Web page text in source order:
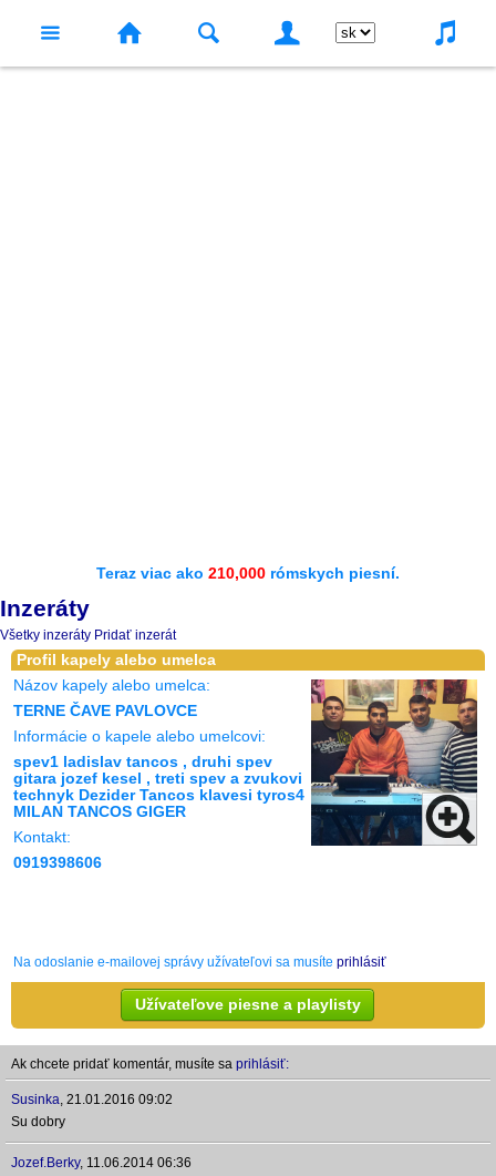
Teraz viac ako 210,000 rómskych piesní.
Inzeráty
Všetky inzeráty Pridať inzerát
Profil kapely alebo umelca
Názov kapely alebo umelca:
TERNE ČAVE PAVLOVCE
Informácie o kapele alebo umelcovi:
spev1 ladislav tancos , druhi spev
gitara jozef kesel , treti spev a zvukovi
technyk Dezider Tancos klavesi tyros4
MILAN TANCOS GIGER
Kontakt:
0919398606
Na odoslanie e-mailovej správy užívateľovi sa musíte prihlásiť
Užívateľove piesne a playlisty
Ak chcete pridať komentár, musíte sa prihlásiť:
Susinka, 21.01.2016 09:02
Su dobry
Jozef.Berky, 11.06.2014 06:36